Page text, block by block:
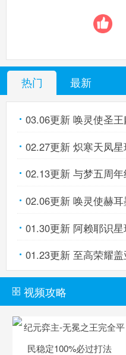
热门 最新
03.06更新 唤灵使圣
级！
02.27更新 炽寒天凤
02.13更新 与梦五周
抽！
02.06更新 唤灵使赫
神宠！
01.30更新 阿赖耶识
01.23更新 至高荣耀
免费得！
视频攻略